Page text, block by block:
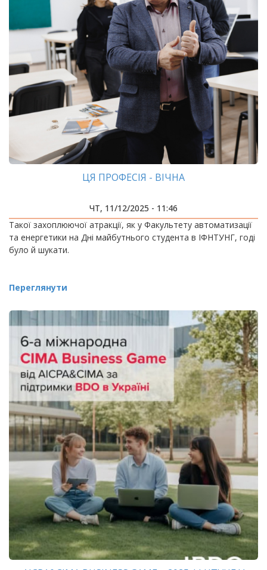
ЦЯ ПРОФЕСІЯ - ВІЧНА
ЧТ, 11/12/2025 - 11:46
Такої захоплюючої атракції, як у Факультету автоматизації
та енергетики на Дні майбутнього студента в ІФНТУНГ, годі
було й шукати.
Переглянути